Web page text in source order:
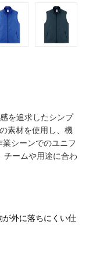
を追求したシンプ
素材を使用し、機
シーンでのユニフ
チームや用途に合わ
外に落ちにくい仕